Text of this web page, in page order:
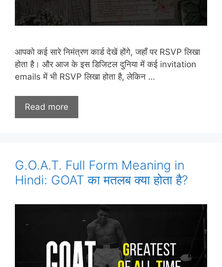
आपको कई सारे निमंत्रण कार्ड देखें होंगे, जहाँ पर RSVP लिखा
होता है। और आज के इस डिजिटल दुनिया में कई invitation
emails में भी RSVP लिखा होता है, लेकिन …
Read more
G.O.A.T. Full Form Meaning in
Hindi: GOAT का मतलब क्या होता है?